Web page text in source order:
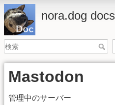
nora.dog docs
Mastodon
管理中のサーバー